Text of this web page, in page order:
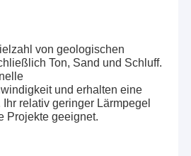
von geologischen
Ton, Sand und Schluff.
und erhalten eine
relativ geringer Lärmpegel
Projekte geeignet.
uns verpflichtet, unseren
Bohrgeräte zur
Bohrgeräte haben nicht nur
sondern sind auch
wesentliche Hilfsgeräte für
vonSchlammpumpen
haben ebenfalls große
um ihren stabilen und